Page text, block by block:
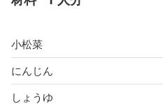
小松菜
にんじん
しょうゆ